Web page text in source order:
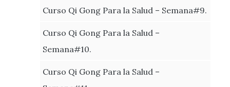
Curso Qi Gong Para la Salud – Semana#9.
Curso Qi Gong Para la Salud –
Semana#10.
Curso Qi Gong Para la Salud –